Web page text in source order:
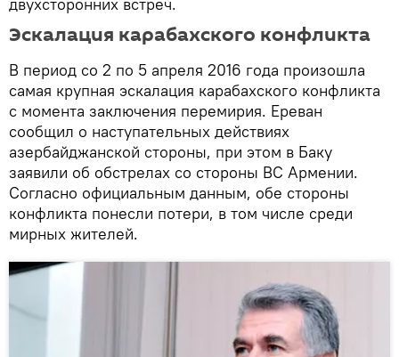
Эскалация карабахского конфликта
В период со 2 по 5 апреля 2016 года произошла
самая крупная эскалация карабахского конфликта
с момента заключения перемирия. Ереван
сообщил о наступательных действиях
азербайджанской стороны, при этом в Баку
заявили об обстрелах со стороны ВС Армении.
Согласно официальным данным, обе стороны
конфликта понесли потери, в том числе среди
мирных жителей.